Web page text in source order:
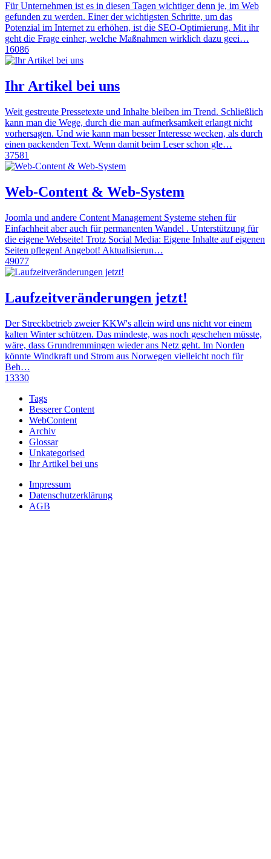
Für Unternehmen ist es in diesen Tagen wichtiger denn je, im Web
gefunden zu werden. Einer der wichtigsten Schritte, um das
Potenzial im Internet zu erhöhen, ist die SEO-Optimierung. Mit ihr
geht die Frage einher, welche Maßnahmen wirklich dazu geei…
16086
Ihr Artikel bei uns
Weit gestreute Pressetexte und Inhalte bleiben im Trend. Schließlich
kann man die Wege, durch die man aufmerksamkeit erlangt nicht
vorhersagen. Und wie kann man besser Interesse wecken, als durch
einen packenden Text. Wenn damit beim Leser schon gle…
37581
Web-Content & Web-System
Joomla und andere Content Management Systeme stehen für
Einfachheit aber auch für permanenten Wandel . Unterstützung für
die eigene Webseite! Trotz Social Media: Eigene Inhalte auf eigenen
Seiten pflegen! Angebot! Aktualisierun…
49077
Laufzeitveränderungen jetzt!
Der Streckbetrieb zweier KKW's allein wird uns nicht vor einem
kalten Winter schützen. Das mindeste, was noch geschehen müsste,
wäre, dass Grundremmingen wieder ans Netz geht. Im Norden
könnte Windkraft und Strom aus Norwegen vielleicht noch für
Beh…
13330
Tags
Besserer Content
WebContent
Archiv
Glossar
Unkategorised
Ihr Artikel bei uns
Impressum
Datenschutzerklärung
AGB